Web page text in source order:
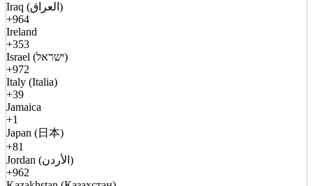
Iraq (العراق)
+964
Ireland
+353
Israel (ישראל)
+972
Italy (Italia)
+39
Jamaica
+1
Japan (日本)
+81
Jordan (الأردن)
+962